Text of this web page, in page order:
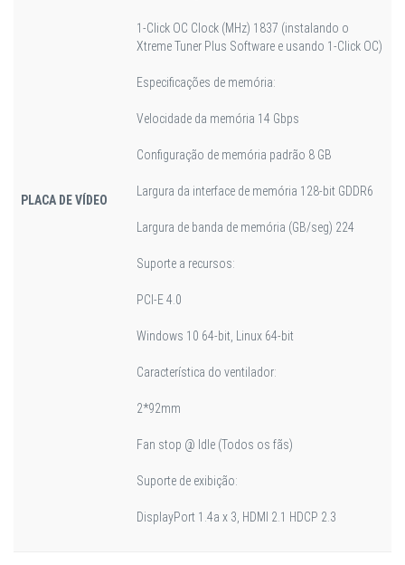
PLACA DE VÍDEO
1-Click OC Clock (MHz) 1837 (instalando o
Xtreme Tuner Plus Software e usando 1-Click OC)
Especificações de memória:
Velocidade da memória 14 Gbps
Configuração de memória padrão 8 GB
Largura da interface de memória 128-bit GDDR6
Largura de banda de memória (GB/seg) 224
Suporte a recursos:
PCI-E 4.0
Windows 10 64-bit, Linux 64-bit
Característica do ventilador:
2*92mm
Fan stop @ Idle (Todos os fãs)
Suporte de exibição:
DisplayPort 1.4a x 3, HDMI 2.1 HDCP 2.3